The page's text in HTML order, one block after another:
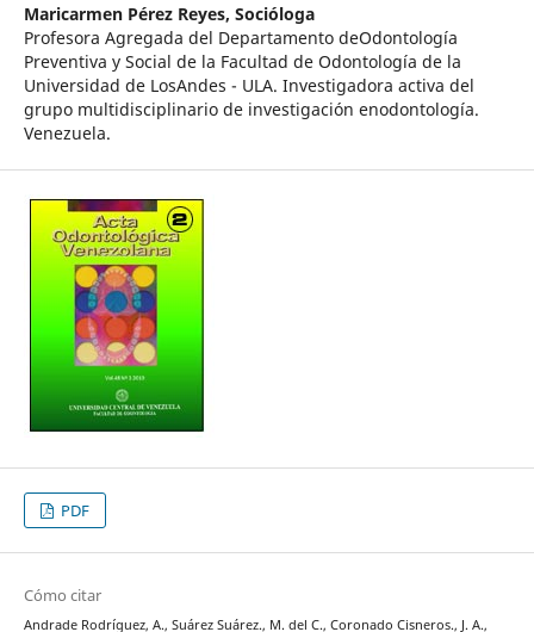
Maricarmen Pérez Reyes, Socióloga
Profesora Agregada del Departamento deOdontología
Preventiva y Social de la Facultad de Odontología de la
Universidad de LosAndes - ULA. Investigadora activa del
grupo multidisciplinario de investigación enodontología.
Venezuela.
PDF
Cómo citar
Andrade Rodríguez, A., Suárez Suárez., M. del C., Coronado Cisneros., J. A.,